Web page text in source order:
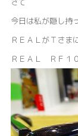
今日は私が隠し持
ＲＥＡＬがＴさま
ＲＥＡＬ ＲＦ１